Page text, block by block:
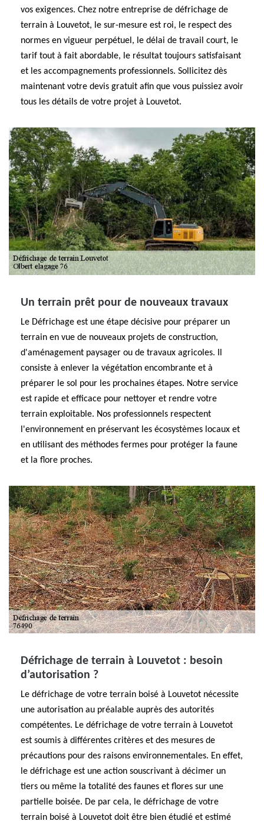
vos exigences. Chez notre entreprise de défrichage de
terrain à Louvetot, le sur-mesure est roi, le respect des
normes en vigueur perpétuel, le délai de travail court, le
tarif tout à fait abordable, le résultat toujours satisfaisant
et les accompagnements professionnels. Sollicitez dès
maintenant votre devis gratuit afin que vous puissiez avoir
tous les détails de votre projet à Louvetot.
Un terrain prêt pour de nouveaux travaux
Le Défrichage est une étape décisive pour préparer un
terrain en vue de nouveaux projets de construction,
d'aménagement paysager ou de travaux agricoles. Il
consiste à enlever la végétation encombrante et à
préparer le sol pour les prochaines étapes. Notre service
est rapide et efficace pour nettoyer et rendre votre
terrain exploitable. Nos professionnels respectent
l'environnement en préservant les écosystèmes locaux et
en utilisant des méthodes fermes pour protéger la faune
et la flore proches.
Défrichage de terrain à Louvetot : besoin
d’autorisation ?
Le défrichage de votre terrain boisé à Louvetot nécessite
une autorisation au préalable auprès des autorités
compétentes. Le défrichage de votre terrain à Louvetot
est soumis à différentes critères et des mesures de
précautions pour des raisons environnementales. En effet,
le défrichage est une action souscrivant à décimer un
tiers ou même la totalité des faunes et flores sur une
partielle boisée. De par cela, le défrichage de votre
terrain boisé à Louvetot doit être bien étudié et estimé